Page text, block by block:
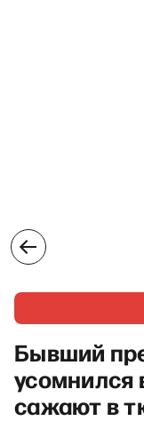
Бывший
усомнился
сажают в